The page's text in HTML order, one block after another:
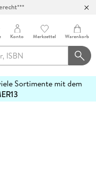
Konto Merkzettel Warenkorb
Sortimente mit dem